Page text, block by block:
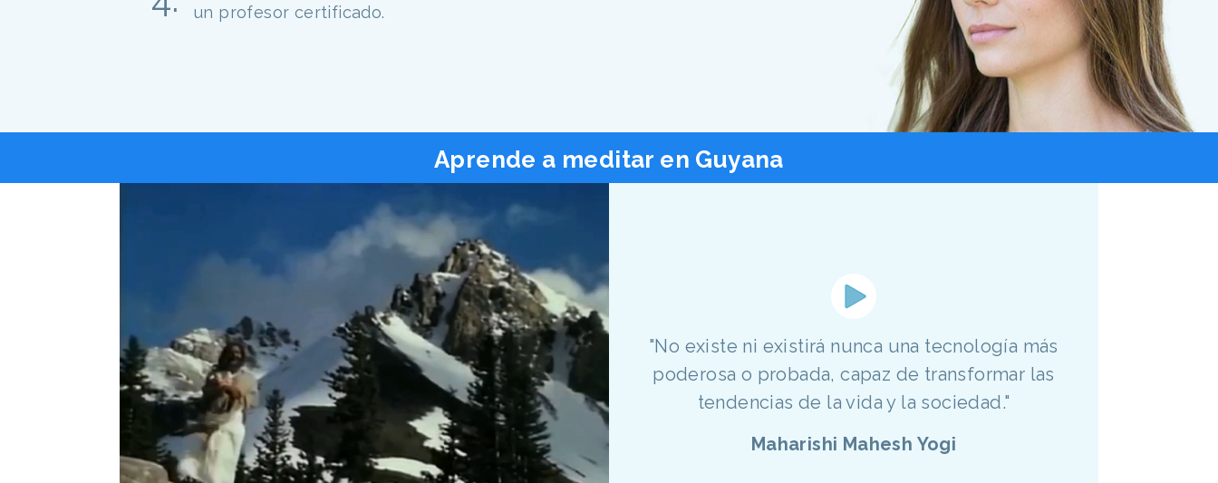
un profesor certificado.
Aprende a meditar en Guyana
"No existe ni existirá nunca una tecnología más
poderosa o probada, capaz de transformar las
tendencias de la vida y la sociedad."
Maharishi Mahesh Yogi